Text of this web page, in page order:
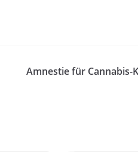
Amnestie für Cannabis-